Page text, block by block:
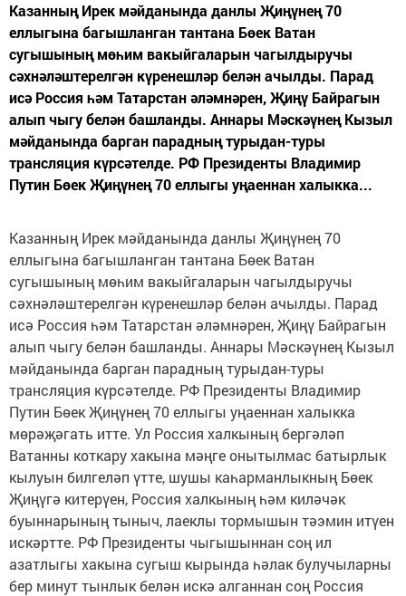
Казанның Ирек мәйданында данлы Җиңүнең 70
еллыгына багышланган тантана Бөек Ватан
сугышының мөһим вакыйгаларын чагылдыручы
сәхнәләштерелгән күренешләр белән ачылды. Парад
исә Россия һәм Татарстан әләмнәрен, Җиңү Байрагын
алып чыгу белән башланды. Аннары Мәскәүнең Кызыл
мәйданында барган парадның турыдан-туры
трансляция күрсәтелде. РФ Президенты Владимир
Путин Бөек Җиңүнең 70 еллыгы уңаеннан халыкка...
Казанның Ирек мәйданында данлы Җиңүнең 70
еллыгына багышланган тантана Бөек Ватан
сугышының мөһим вакыйгаларын чагылдыручы
сәхнәләштерелгән күренешләр белән ачылды. Парад
исә Россия һәм Татарстан әләмнәрен, Җиңү Байрагын
алып чыгу белән башланды. Аннары Мәскәүнең Кызыл
мәйданында барган парадның турыдан-туры
трансляция күрсәтелде. РФ Президенты Владимир
Путин Бөек Җиңүнең 70 еллыгы уңаеннан халыкка
мөрәҗәгать итте. Ул Россия халкының бергәләп
Ватанны коткару хакына мәңге онытылмас батырлык
кылуын билгеләп үтте, шушы каһарманлыкның Бөек
Җиңүгә китерүен, Россия халкының һәм киләчәк
буыннарының тыныч, лаеклы тормышын тәэмин итүен
искәртте. РФ Президенты чыгышыннан соң ил
азатлыгы хакына сугыш кырында һәлак булучыларны
бер минут тынлык белән искә алганнан соң Россия